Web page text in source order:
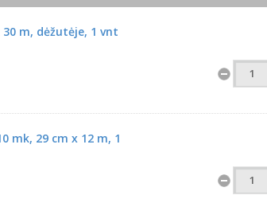
30 m, dėžutėje, 1 vnt
mk, 29 cm x 12 m, 1